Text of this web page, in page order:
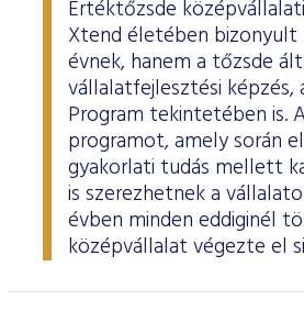
Értéktőzsde
Xtend életében bizonyult
évnek, hanem a tőzsde
vállalatfejlesztési képzés,
Program tekintetében is.
programot, amely során
gyakorlati tudás mellett
is szerezhetnek a
évben minden eddiginél
középvállalat végezte el